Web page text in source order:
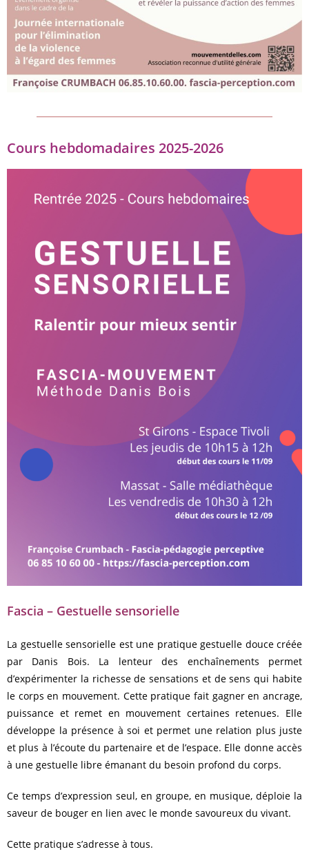
Cours hebdomadaires 2025-2026
Fascia – Gestuelle sensorielle
La gestuelle sensorielle est une pratique gestuelle douce créée
par Danis Bois. La lenteur des enchaînements permet
d’expérimenter la richesse de sensations et de sens qui habite
le corps en mouvement. Cette pratique fait gagner en ancrage,
puissance et remet en mouvement certaines retenues. Elle
développe la présence à soi et permet une relation plus juste
et plus à l’écoute du partenaire et de l’espace. Elle donne accès
à une gestuelle libre émanant du besoin profond du corps.
Ce temps d’expression seul, en groupe, en musique, déploie la
saveur de bouger en lien avec le monde savoureux du vivant.
Cette pratique s’adresse à tous.